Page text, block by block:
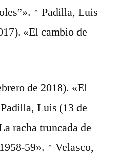
↑ Padilla, Luis
«El cambio de
de 2018). «El
Luis (13 de
racha truncada de
59». ↑ Velasco,